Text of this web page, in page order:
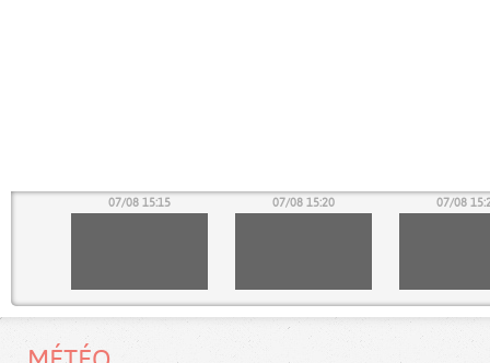
07/08 15:15 07/08 15:20 07/08